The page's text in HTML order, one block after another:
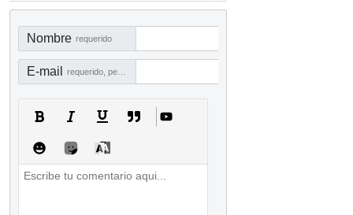
Nombre requerido
E-mail